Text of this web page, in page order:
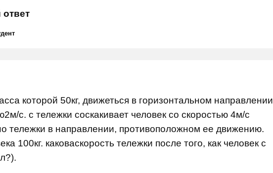
которой 50кг, движеться в горизонтальном направлении
с. с тележки соскакивает человек со скоростью 4м/с
тележки в направлении, противоположном ее движению.
100кг. каковаскорость тележки после того, как человек с